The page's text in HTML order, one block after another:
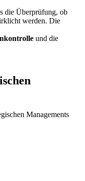
die Überprüfung, ob
werden. Die
und die
Managements